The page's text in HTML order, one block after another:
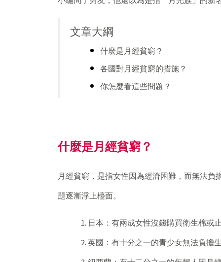
文章大綱
什麼是月經貧窮？
各國對月經貧窮的措施？
你怎麼看這些問題？
什麼是月經貧窮？
月經貧窮，是指女性因為經濟困難，而無法
題逐漸浮上檯面。
日本：有兩成女性沒錢購買衛生棉或
英國：有十分之一的青少女無法負擔